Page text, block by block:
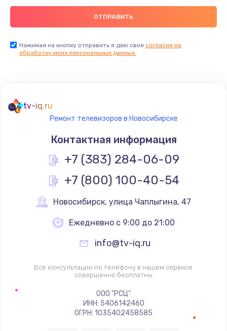
400 руб.
Не реагирует на кнопки
Не сопряжается с устройством
Помехи и искажение звука
Заказать
1400 руб.
Заказать
Восстановление цепи питания, пайка
880 руб.
Нажимая на кнопку отправить я даю свое согласие на
обработку моих персональных данных.
tv-iq.ru
Ремонт телевизоров в Новосибирске
Контактная информация
+7 (383) 284-06-09
+7 (800) 100-40-54
Новосибирск, улица Чаплыгина, 47
Ежедневно с 9:00 до 21:00
info@tv-iq.ru
Все консультации по телефону в нашем сервисе
совершенно бесплатны
ООО "РСЦ"
ИНН: 5406142460
ОГРН: 1035402458585